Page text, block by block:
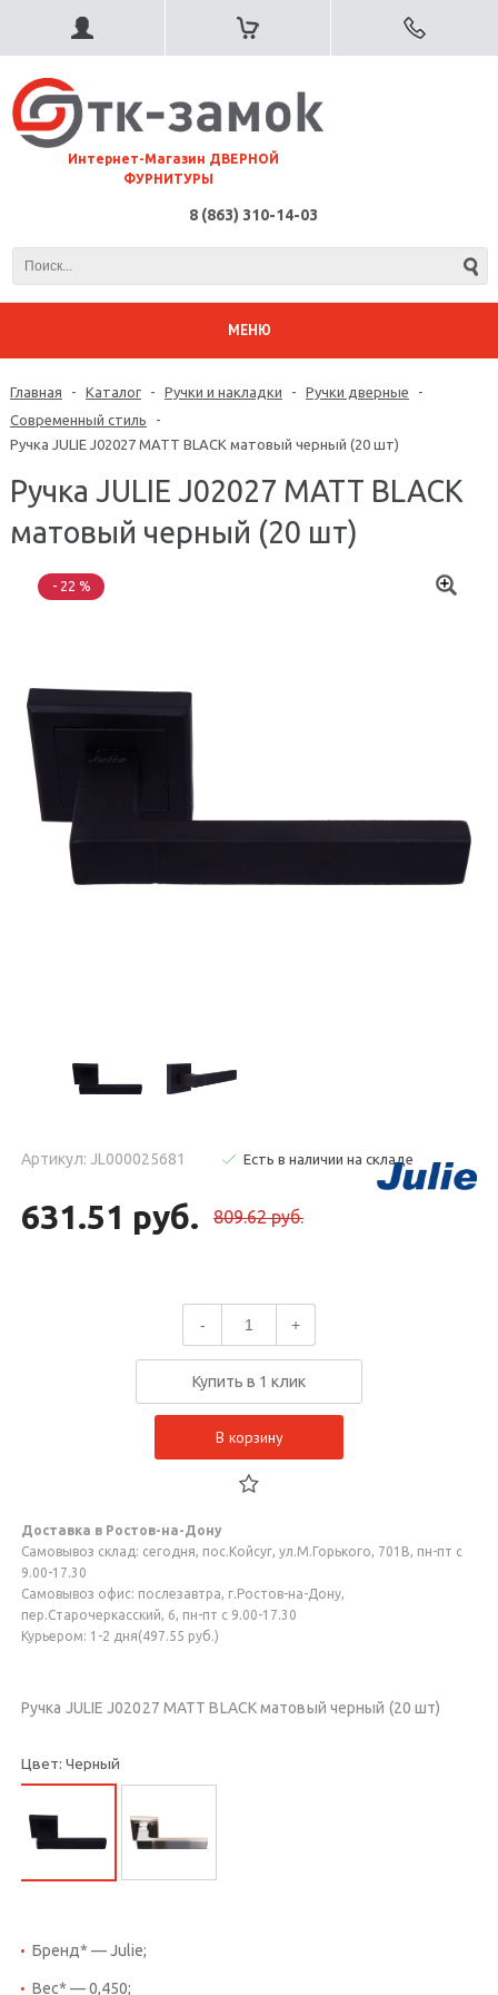
⠀Интернет-Магазин ДВЕРНОЙ
ФУРНИТУРЫ
8 (863) 310-14-03
МЕНЮ
Главная - Каталог - Ручки и накладки - Ручки дверные
-
Современный стиль
-
Ручка JULIE J02027 MATT BLACK матовый черный (20 шт)
Ручка JULIE J02027 MATT BLACK
матовый черный (20 шт)
- 22 %
Артикул: JL000025681 Есть в наличии на складе
631.51 руб. 809.62 руб.
- +
Купить в 1 клик
В корзину
Доставка в Ростов-на-Дону
Самовывоз склад: сегодня, пос.Койсуг, ул.М.Горького, 701В, пн-пт с
9.00-17.30
Самовывоз офис: послезавтра, г.Ростов-на-Дону,
пер.Старочеркасский, 6, пн-пт с 9.00-17.30
Курьером: 1-2 дня(497.55 руб.)
Ручка JULIE J02027 MATT BLACK матовый черный (20 шт)
Цвет: Черный
Бренд* — Julie;
Вес* — 0,450;